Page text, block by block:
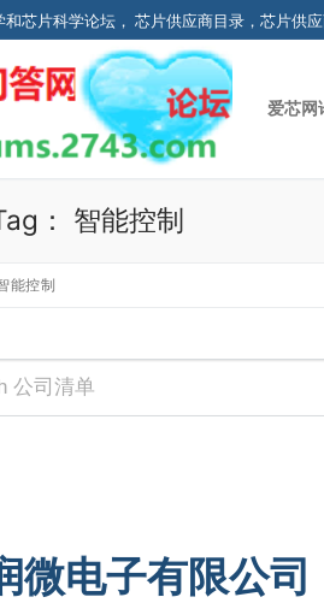
和芯片科学论坛， 芯片供应商目录，芯片供
爱芯网
： 智能控制
能控制
微电子有限公司